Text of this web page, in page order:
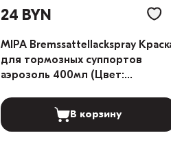
24 BYN
MIPA Bremssattellackspray
для тормозных суппортов
аэрозоль 400мл (Цвет:
В корзину